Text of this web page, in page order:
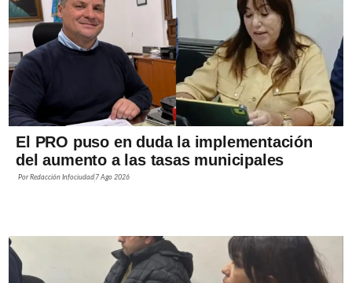
El PRO puso en duda la implementación
del aumento a las tasas municipales
PorRedacción Infociudad 7 Ago 2026